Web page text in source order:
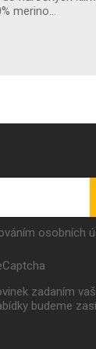
merino…
osobních
zadaním
budeme